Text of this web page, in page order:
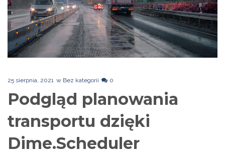
25 sierpnia, 2021 w Bez kategorii 0
Podgląd planowania
transportu dzięki
Dime.Scheduler